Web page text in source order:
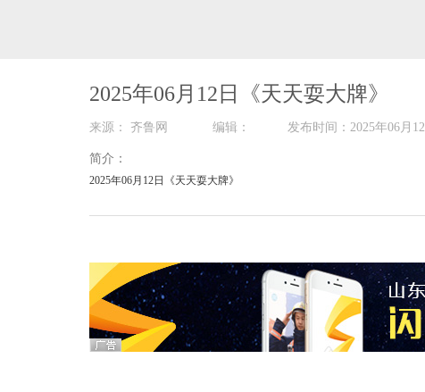
2025年06月12日《天天耍大牌》
来源： 齐鲁网 编辑： 发布时间：2025年
简介：
2025年06月12日《天天耍大牌》